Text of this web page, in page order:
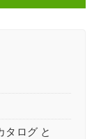
タログ と